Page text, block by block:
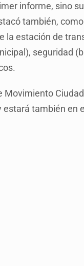
informe, sino
también,
la estación de
seguridad
Movimiento
estará también en